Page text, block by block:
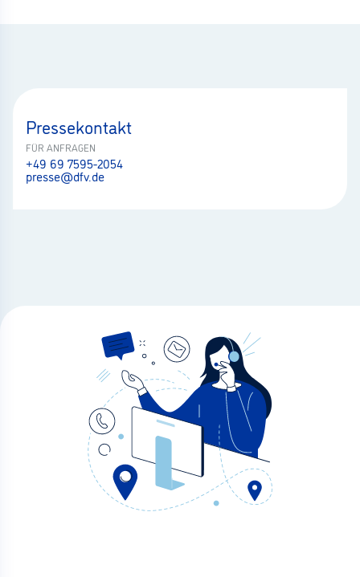
Pressekontakt
FÜR ANFRAGEN
+49 69 7595-2054
presse@dfv.de